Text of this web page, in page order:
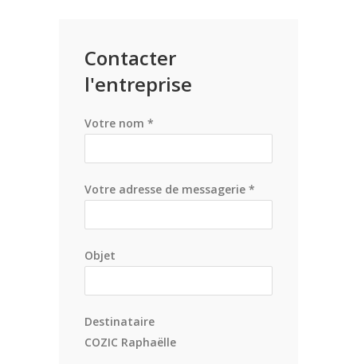
Contacter
l'entreprise
Votre nom *
Votre adresse de messagerie *
Objet
Destinataire
COZIC Raphaëlle